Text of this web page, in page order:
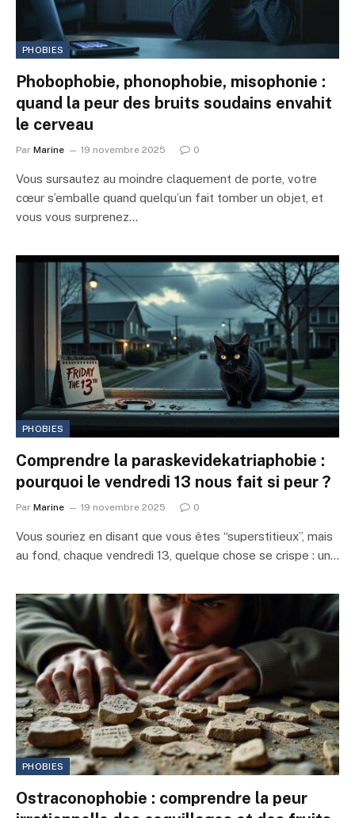
PHOBIES
Phobophobie, phonophobie, misophonie :
quand la peur des bruits soudains envahit
le cerveau
Par Marine 19 novembre 2025 0
Vous sursautez au moindre claquement de porte, votre
cœur s’emballe quand quelqu’un fait tomber un objet, et
vous vous surprenez…
PHOBIES
Comprendre la paraskevidekatriaphobie :
pourquoi le vendredi 13 nous fait si peur ?
Par Marine 19 novembre 2025 0
Vous souriez en disant que vous êtes “superstitieux”, mais
au fond, chaque vendredi 13, quelque chose se crispe : un…
PHOBIES
Ostraconophobie : comprendre la peur